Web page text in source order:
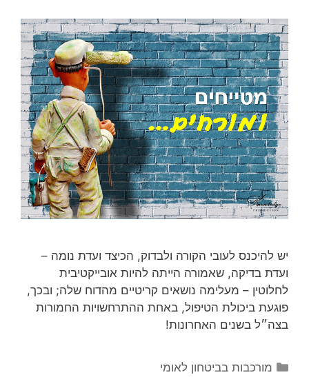
יש להיכנס לעובי הקורה ולבדוק, הכיצד ועדת נומה –
ועדת בדיקה, שאמורה הייתה להיות אובייקטיבית
לחלוטין – מעלימה נושאים קריטיים מהדוח שלה; ובכך,
פוגעת ביכולת הטיפול, באחת ההתרחשויות החמורות
בצה״ל בשנים האחרונות!
קטגוריות
מורכבות בביטחון לאומי